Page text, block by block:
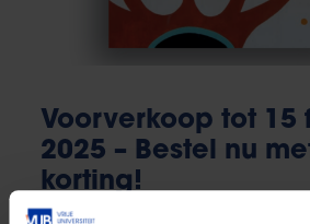
Voorverkoop tot 15
2025 – Bestel nu
korting!